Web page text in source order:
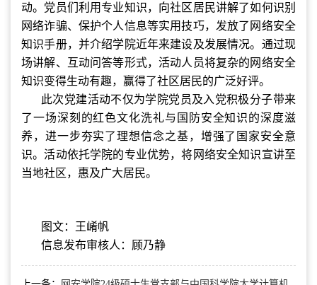
动。党员们利用专业知识，向社区居民讲解了如何识别
网络诈骗、保护个人信息等实用技巧，发放了网络安全
知识手册，并介绍学院近年来建设及发展情况。通过现
场讲解、互动问答等形式，活动人员将复杂的网络安全
知识变得生动有趣，赢得了社区居民的广泛好评。
此次党建活动不仅为学院党员及入党积极分子带来
了一场深刻的红色文化洗礼与国防安全知识的深度滋
养，进一步夯实了理想信念之基，增强了国家安全意
识。活动依托学院的专业优势，将网络安全知识宣讲至
当地社区，惠及广大居民。
图文：王崤帆
信息发布审核人：顾乃静